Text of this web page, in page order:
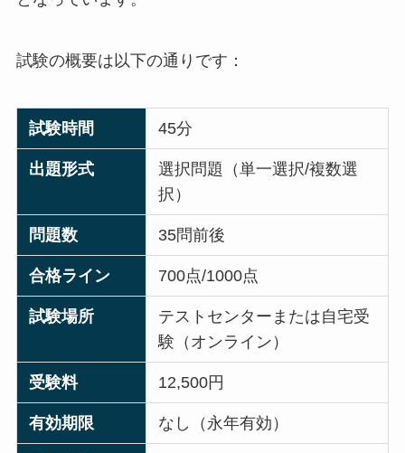
試験の概要は以下の通りです：
試験時間 45分
出題形式
選択問題（単一選択/複数選
択）
問題数 35問前後
合格ライン 700点/1000点
試験場所
テストセンターまたは自宅受
験（オンライン）
受験料 12,500円
有効期限 なし（永年有効）